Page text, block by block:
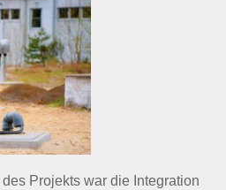
Projekts war die Integration